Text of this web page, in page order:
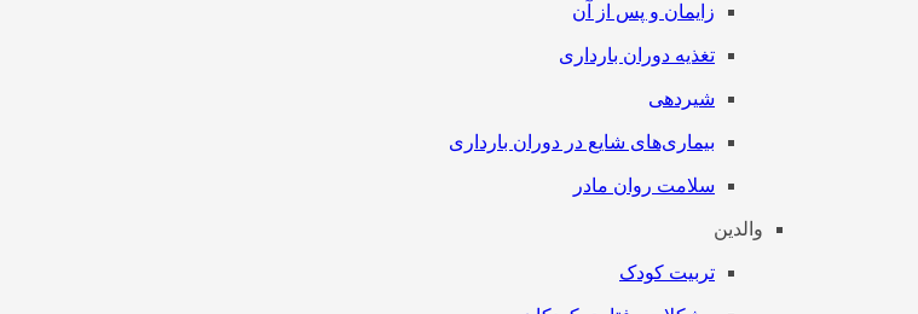
زایمان و پس از آن
تغذیه دوران بارداری
شیردهی
بیماری‌های شایع در دوران بارداری
سلامت روان مادر
والدین
تربیت کودک